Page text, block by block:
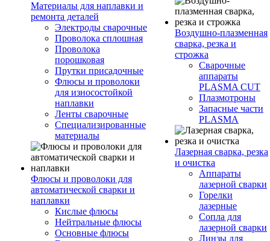
Материалы для наплавки и
ремонта деталей
Электроды сварочные
Проволока сплошная
Проволока
порошковая
Прутки присадочные
Флюсы и проволоки
для износостойкой
наплавки
Ленты сварочные
Специализированные
материалы
Флюсы и проволоки для
автоматической сварки и
наплавки
Кислые флюсы
Нейтральные флюсы
Основные флюсы
Воздушно-плазменная
сварка, резка и
строжка
Сварочные
аппараты
PLASMA CUT
Плазмотроны
Запасные части
PLASMA
Лазерная сварка, резка
и очистка
Аппараты
лазерной сварки
Горелки
лазерные
Сопла для
лазерной сварки
Линзы для